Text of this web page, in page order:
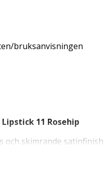
bruksanvisningen
11 Rosehip
och skimrande satinfinish.
havresmör,
och skyddande